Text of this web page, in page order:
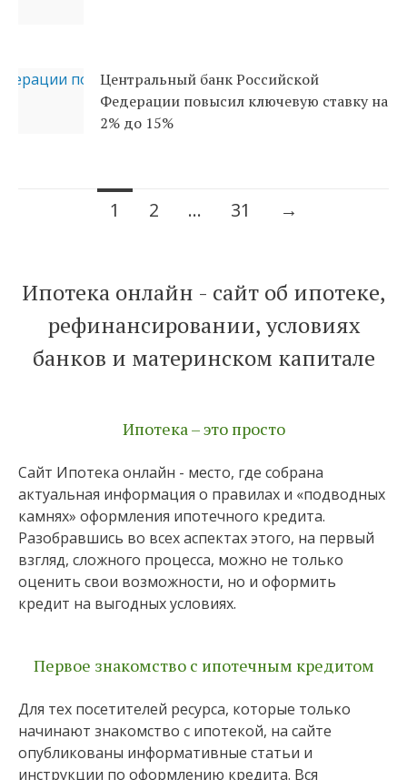
Центральный банк Российской
Федерации повысил ключевую ставку на
2% до 15%
1 2 … 31 →
Ипотека онлайн - сайт об ипотеке,
рефинансировании, условиях
банков и материнском капитале
Ипотека – это просто
Сайт Ипотека онлайн - место, где собрана
актуальная информация о правилах и «подводных
камнях» оформления ипотечного кредита.
Разобравшись во всех аспектах этого, на первый
взгляд, сложного процесса, можно не только
оценить свои возможности, но и оформить
кредит на выгодных условиях.
Первое знакомство с ипотечным кредитом
Для тех посетителей ресурса, которые только
начинают знакомство с ипотекой, на сайте
опубликованы информативные статьи и
инструкции по оформлению кредита. Вся